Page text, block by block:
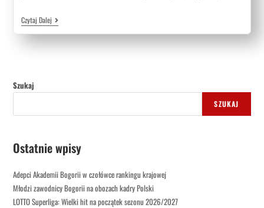
Czytaj Dalej
Szukaj
SZUKAJ
Ostatnie wpisy
Adepci Akademii Bogorii w czołówce rankingu krajowej
Młodzi zawodnicy Bogorii na obozach kadry Polski
LOTTO Superliga: Wielki hit na początek sezonu 2026/2027